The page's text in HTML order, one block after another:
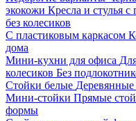
экокожи Кресла и стулья
без колесиков
С пластиковым каркасом
дома
Мини-кухни для офиса
колесиков Без
Стойки белые Деревянные
Мини-стойки Прямые
формы